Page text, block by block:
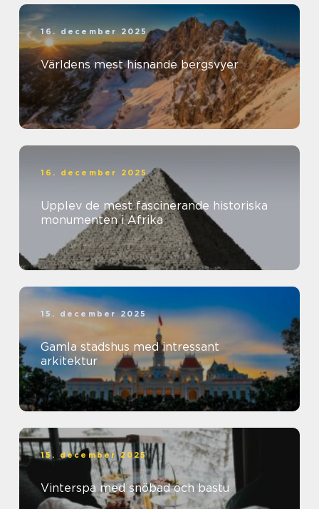
16. december 2025
Världens mest hisnande bergsvyer
16. december 2025
Upplev de mest fascinerande historiska
monumenten i Afrika
15. december 2025
Gamla stadshus med intressant
arkitektur
15. december 2025
Vinterspa med snöbad och bastu